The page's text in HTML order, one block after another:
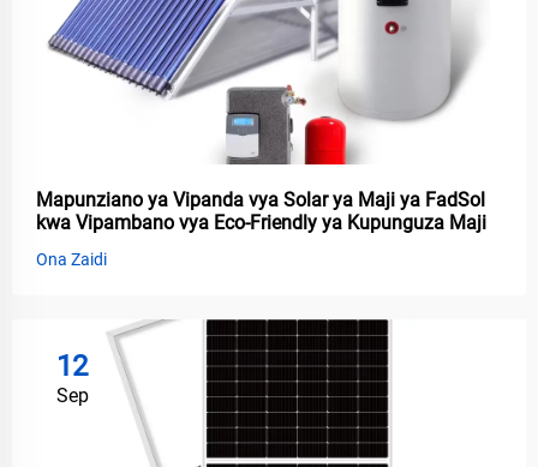
Mapunziano ya Vipanda vya Solar ya Maji ya FadSol
kwa Vipambano vya Eco-Friendly ya Kupunguza Maji
Ona Zaidi
12
Sep